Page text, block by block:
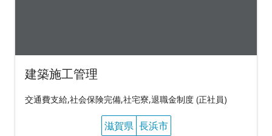
建築施工管理
交通費支給,社会保険完備,社宅寮,退職金制度 (正社員)
滋賀県 長浜市